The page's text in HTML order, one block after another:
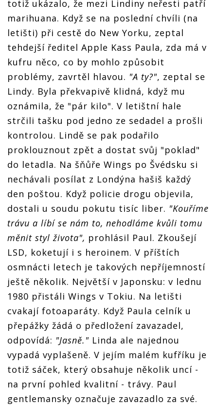
totiž ukázalo, že mezi Lindiny neřesti patří
marihuana. Když se na poslední chvíli (na
letišti) při cestě do New Yorku, zeptal
tehdejší ředitel Apple Kass Paula, zda má v
kufru něco, co by mohlo způsobit
problémy, zavrtěl hlavou. "A ty?", zeptal se
Lindy. Byla překvapivě klidná, když mu
oznámila, že "pár kilo". V letištní hale
strčili tašku pod jedno ze sedadel a prošli
kontrolou. Lindě se pak podařilo
proklouznout zpět a dostat svůj "poklad"
do letadla. Na šňůře Wings po Švédsku si
nechávali posílat z Londýna hašiš každý
den poštou. Když policie drogu objevila,
dostali u soudu pokutu tisíc liber. "Kouříme
trávu a líbí se nám to, nehodláme kvůli tomu
měnit styl života", prohlásil Paul. Zkoušejí
LSD, koketují i s heroinem. V příštích
osmnácti letech je takových nepříjemností
ještě několik. Největší v Japonsku: v lednu
1980 přistáli Wings v Tokiu. Na letišti
cvakají fotoaparáty. Když Paula celník u
přepážky žádá o předložení zavazadel,
odpovídá: "Jasně." Linda ale najednou
vypadá vyplašeně. V jejím malém kufříku je
totiž sáček, který obsahuje několik uncí -
na první pohled kvalitní - trávy. Paul
gentlemansky označuje zavazadlo za své.